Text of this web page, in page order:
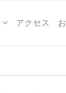
アクセス